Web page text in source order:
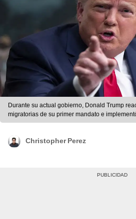
Durante su actual gobierno, Donald Trump
migratorias de su primer mandato e
EFE.
Christopher Perez